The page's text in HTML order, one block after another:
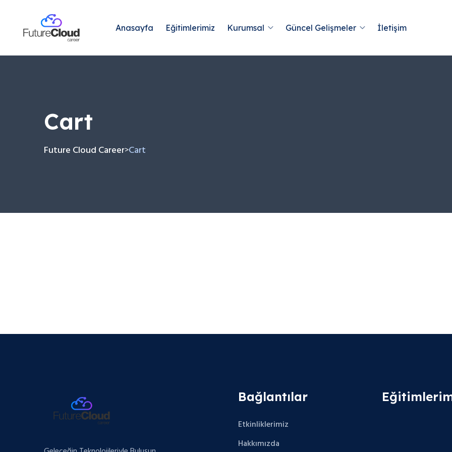
Anasayfa Eğitimlerimiz Kurumsal Güncel Gelişmeler İletişim
Cart
Future Cloud Career>Cart
Bağlantılar
Etkinliklerimiz
Hakkımızda